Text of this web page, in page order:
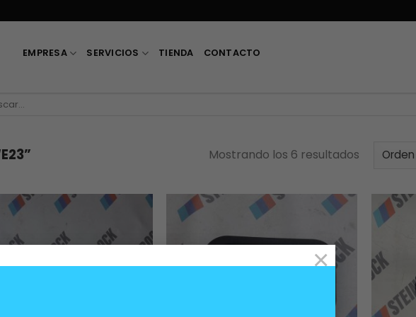
×
EMPRESA SERVICIOS TIENDA CONTACTO
Mostrando los 6 resultados